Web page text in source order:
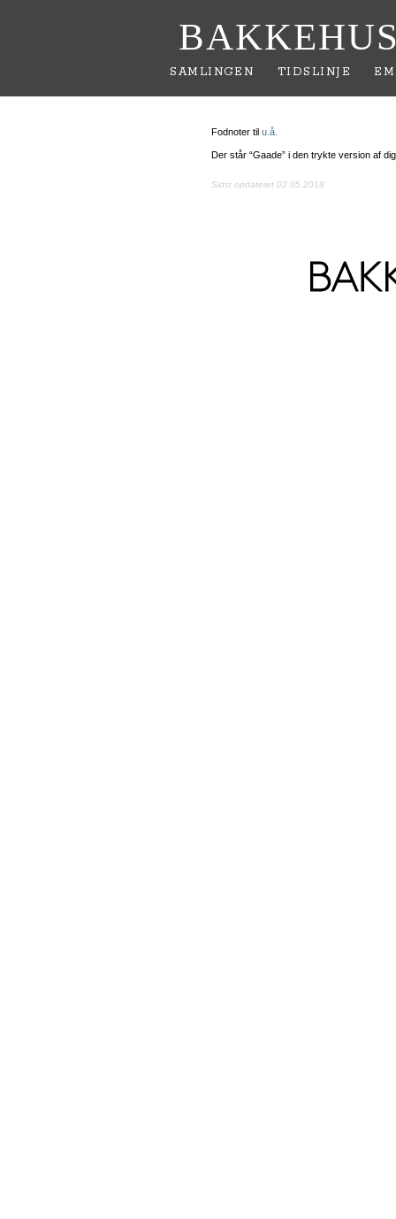
SAMLINGEN TIDSLINJE
Fodnoter til u.å.
Der står “Gaade” i den trykte version af
Sidst opdateret 02.05.2018